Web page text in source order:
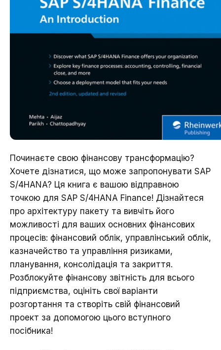
Починаєте свою фінансову трансформацію?
Хочете дізнатися, що може запропонувати SAP
S/4HANA? Ця книга є вашою відправною
точкою для SAP S/4HANA Finance! Дізнайтеся
про архітектуру пакету та вивчіть його
можливості для ваших основних фінансових
процесів: фінансовий облік, управлінський облік,
казначейство та управління ризиками,
планування, консолідація та закриття.
Розблокуйте фінансову звітність для всього
підприємства, оцініть свої варіанти
розгортання та створіть свій фінансовий
проект за допомогою цього вступного
посібника!